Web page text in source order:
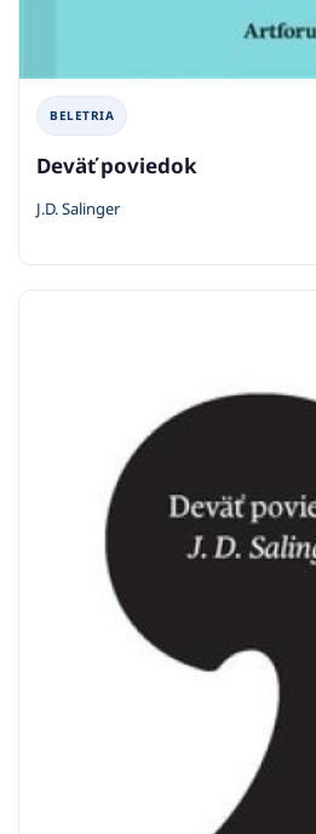
BELETRIA
Deväť poviedok
J.D. Salinger